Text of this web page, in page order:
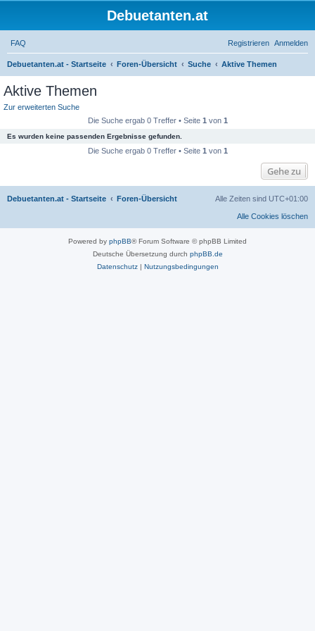
Debuetanten.at
FAQ Anmelden
Registrieren
Debuetanten.at - Startseite Foren-Übersicht Suche
Aktive Themen
S
Aktive Themen
Zur erweiterten Suche
Die Suche ergab 0 Treffer • Seite 1 von 1
Es wurden keine passenden Ergebnisse gefunden.
Die Suche ergab 0 Treffer • Seite 1 von 1
Gehe zu
Debuetanten.at - Startseite Foren-Übersicht Alle Zeiten sind UTC+01:00
Alle Cookies löschen
Powered by phpBB® Forum Software © phpBB Limited
Deutsche Übersetzung durch phpBB.de
Datenschutz| Nutzungsbedingungen